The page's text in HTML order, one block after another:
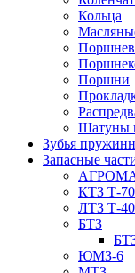
Кольца
Поршни
Шатуны
Зубья
Запасные
КТЗ Т-70
ЛТЗ Т-40
БТЗ
ЮМЗ-6